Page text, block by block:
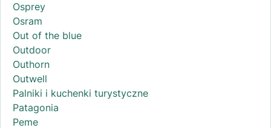
Osprey
Osram
Out of the blue
Outdoor
Outhorn
Outwell
Palniki i kuchenki turystyczne
Patagonia
Peme